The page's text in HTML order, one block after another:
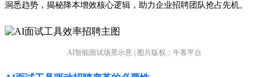
洞悉趋势，揭秘降本增效核心逻辑，助力企业招聘团队抢占先机。
AI智能面试场景示意 | 图片版权：牛客平台